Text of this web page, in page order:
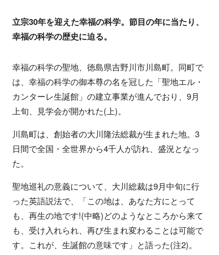
立宗30年を迎えた幸福の科学。節目の年に当たり、
幸福の科学の歴史に迫る。
幸福の科学の聖地、徳島県吉野川市川島町。同町で
は、幸福の科学の御本尊の名を冠した「聖地エル・
カンターレ生誕館」の建立事業が進んでおり、9月
上旬、見学会が開かれた(上)。
川島町は、創始者の大川隆法総裁が生まれた地。3
日間で全国・全世界から4千人が訪れ、盛況となっ
た。
聖地巡礼の意義について、大川総裁は9月中旬に行
った英語説法で、「この地は、あなた方にとって
も、再生の地です!(中略)どのようなところから来て
も、受け入れられ、再び生まれ変わることは可能で
す。これが、生誕館の意味です」と語った(注2)。